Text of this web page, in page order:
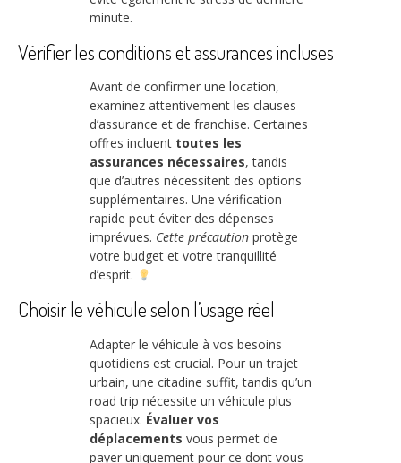
minute.
Vérifier les conditions et assurances incluses
Avant de confirmer une location,
examinez attentivement les clauses
d’assurance et de franchise. Certaines
offres incluent toutes les
assurances nécessaires, tandis
que d’autres nécessitent des options
supplémentaires. Une vérification
rapide peut éviter des dépenses
imprévues. Cette précaution protège
votre budget et votre tranquillité
d’esprit.
Choisir le véhicule selon l’usage réel
Adapter le véhicule à vos besoins
quotidiens est crucial. Pour un trajet
urbain, une citadine suffit, tandis qu’un
road trip nécessite un véhicule plus
spacieux. Évaluer vos
déplacements vous permet de
payer uniquement pour ce dont vous